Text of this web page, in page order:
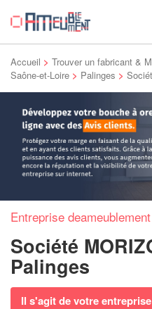
Accueil > Trouver un fabricant &
Saône-et-Loire > Palinges >
Entreprise deameublement
Société
Palinges
Il s'agit de votre